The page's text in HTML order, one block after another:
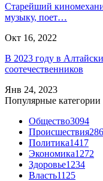
Старейший
музыку, поет…
Окт 16, 2022
В 2023 году в
соотечественников
Янв 24, 2023
Популярные категории
Общество3094
Происшествия
Политика1417
Экономика1272
Здоровье1234
Власть1125